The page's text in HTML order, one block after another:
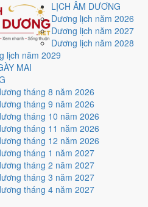
LỊCH ÂM DƯƠNG
Dương lịch năm 2026
Dương lịch năm 2027
Dương lịch năm 2028
lịch năm 2029
MAI
tháng 8 năm 2026
tháng 9 năm 2026
tháng 10 năm 2026
tháng 11 năm 2026
tháng 12 năm 2026
tháng 1 năm 2027
tháng 2 năm 2027
tháng 3 năm 2027
tháng 4 năm 2027
(Tân Dậu)
28/9/2029
lịch (Thứ Sáu) là ngày 21/8/
cho các việc quan trọng. Giờ